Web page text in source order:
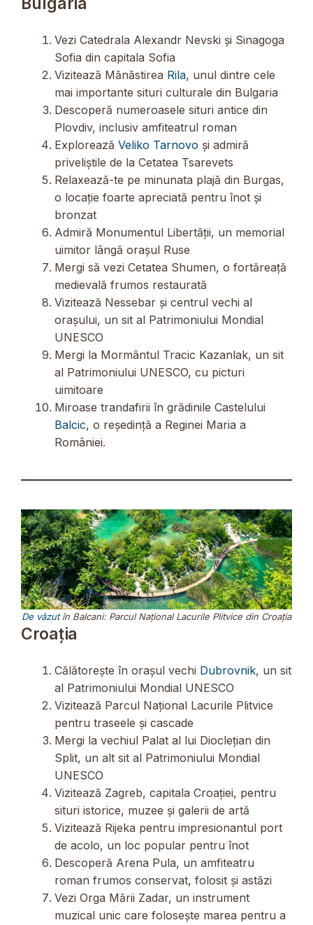
Vezi Catedrala Alexandr Nevski și Sinagoga
Sofia din capitala Sofia
Vizitează Mănăstirea Rila, unul dintre cele
mai importante situri culturale din Bulgaria
Descoperă numeroasele situri antice din
Plovdiv, inclusiv amfiteatrul roman
Explorează Veliko Tarnovo și admiră
priveliștile de la Cetatea Tsarevets
Relaxează-te pe minunata plajă din Burgas,
o locație foarte apreciată pentru înot și
bronzat
Admiră Monumentul Libertății, un memorial
uimitor lângă orașul Ruse
Mergi să vezi Cetatea Shumen, o fortăreață
medievală frumos restaurată
Vizitează Nessebar și centrul vechi al
orașului, un sit al Patrimoniului Mondial
UNESCO
Mergi la Mormântul Tracic Kazanlak, un sit
al Patrimoniului UNESCO, cu picturi
uimitoare
Miroase trandafirii în grădinile Castelului
Balcic, o reședință a Reginei Maria a
României.
De văzutîn Balcani: Parcul Național Lacurile Plitvice din Croația
Croaţia
Călătorește în orașul vechi Dubrovnik, un sit
al Patrimoniului Mondial UNESCO
Vizitează Parcul Național Lacurile Plitvice
pentru traseele și cascade
Mergi la vechiul Palat al lui Dioclețian din
Split, un alt sit al Patrimoniului Mondial
UNESCO
Vizitează Zagreb, capitala Croației, pentru
situri istorice, muzee și galerii de artă
Vizitează Rijeka pentru impresionantul port
de acolo, un loc popular pentru înot
Descoperă Arena Pula, un amfiteatru
roman frumos conservat, folosit și astăzi
Vezi Orga Mării Zadar, un instrument
muzical unic care folosește marea pentru a